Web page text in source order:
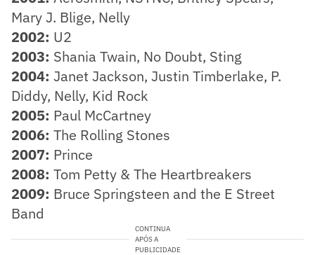
Mary J. Blige, Nelly
2002: U2
2003: Shania Twain, No Doubt, Sting
2004: Janet Jackson, Justin Timberlake, P.
Diddy, Nelly, Kid Rock
2005: Paul McCartney
2006: The Rolling Stones
2007: Prince
2008: Tom Petty & The Heartbreakers
2009: Bruce Springsteen and the E Street
Band
CONTINUA
APÓS A
PUBLICIDADE